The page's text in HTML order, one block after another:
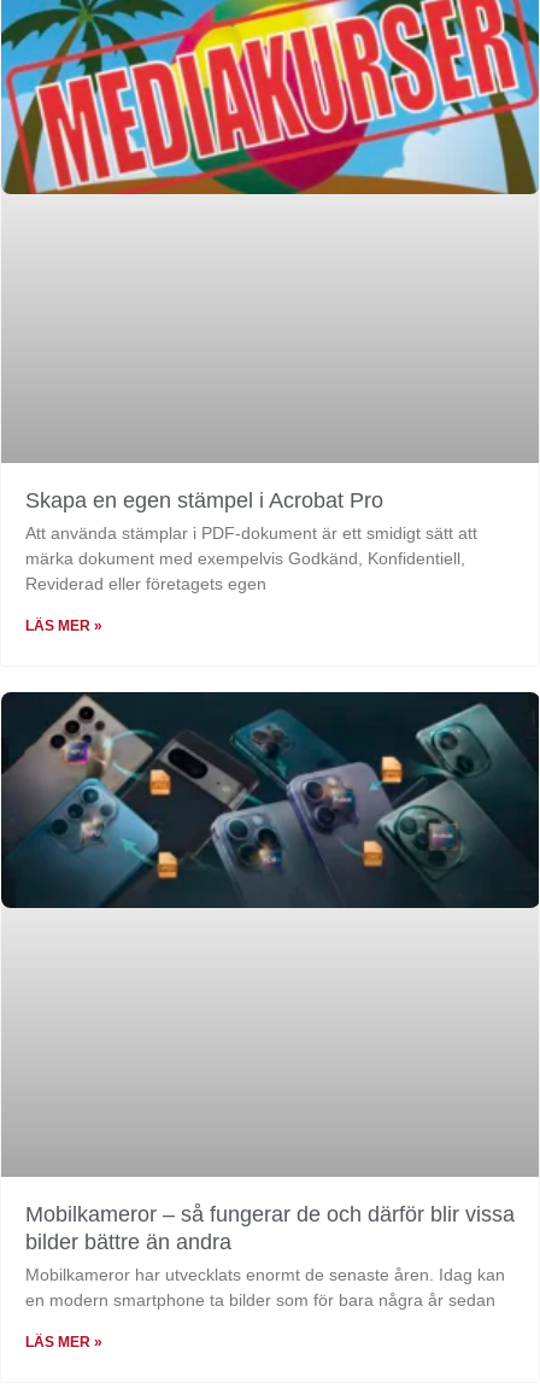
Skapa en egen stämpel i Acrobat Pro
Att använda stämplar i PDF-dokument är ett smidigt sätt att
märka dokument med exempelvis Godkänd, Konfidentiell,
Reviderad eller företagets egen
LÄS MER »
Mobilkameror – så fungerar de och därför blir vissa
bilder bättre än andra
Mobilkameror har utvecklats enormt de senaste åren. Idag kan
en modern smartphone ta bilder som för bara några år sedan
LÄS MER »